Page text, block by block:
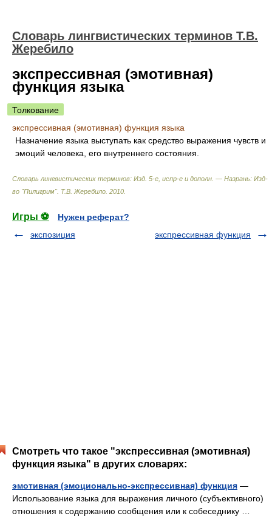
Словарь лингвистических терминов Т.В.
Жеребило
экспрессивная (эмотивная)
функция языка
Толкование
экспрессивная (эмотивная) функция языка
Назначение языка выступать как средство выражения чувств и
эмоций человека, его внутреннего состояния.
Словарь лингвистических терминов: Изд. 5-е, испр-е и дополн. — Назрань: Изд-
во "Пилигрим". Т.В. Жеребило 2010
Игры ⚽
Нужен реферат?
экспозиция
экспрессивная функция
Смотреть что такое "экспрессивная (эмотивная)
функция языка" в других словарях:
эмотивная (эмоционально-экспрессивная) функция —
Использование языка для выражения личного (субъективного)
отношения к содержанию сообщения или к собеседнику …